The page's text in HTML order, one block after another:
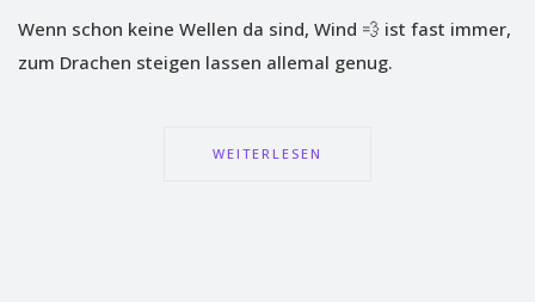
Wenn schon keine Wellen da sind, Wind 💨 ist fast immer,
zum Drachen steigen lassen allemal genug.
WEITERLESEN